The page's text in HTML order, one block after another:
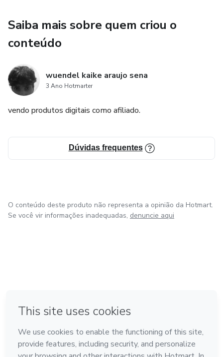
Saiba mais sobre quem criou o
conteúdo
wuendel kaike araujo sena
3 Ano Hotmarter
vendo produtos digitais como afiliado.
Dúvidas frequentes
O conteúdo deste produto não representa a opinião da Hotmart.
Se você vir informações inadequadas, denuncie aqui
Feito com ❤ em Bogotá